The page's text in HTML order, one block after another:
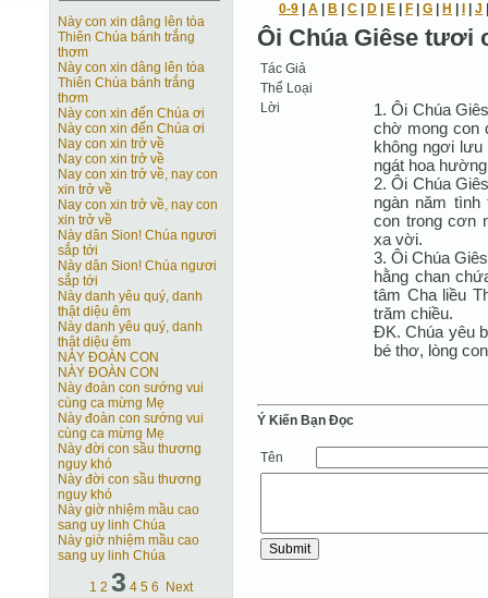
Này con xin dâng lên tòa
Thiên Chúa bánh trắng
thơm
Này con xin dâng lên tòa
Thiên Chúa bánh trắng
thơm
Này con xin đến Chúa ơi
Này con xin đến Chúa ơi
Nay con xin trở về
Nay con xin trở về
Nay con xin trở về, nay con
xin trở về
Nay con xin trở về, nay con
xin trở về
Này dân Sion! Chúa ngươi
sắp tới
Này dân Sion! Chúa ngươi
sắp tới
Này danh yêu quý, danh
thật diệu êm
Này danh yêu quý, danh
thật diệu êm
NÀY ĐOÀN CON
NÀY ĐOÀN CON
Này đoàn con sướng vui
cùng ca mừng Mẹ
Này đoàn con sướng vui
cùng ca mừng Mẹ
Này đời con sầu thương
nguy khó
Này đời con sầu thương
nguy khó
Này giờ nhiệm mầu cao
sang uy linh Chúa
Này giờ nhiệm mầu cao
sang uy linh Chúa
1 2 3 4 5 6 Next
0-9 A B C D E F G H J
Ôi Chúa Giêse tươi
Tác Giả
Thể Loại
Lời
1. Ôi Chúa
chờ mong con
không ngơi lưu
ngát hoa
2. Ôi Chúa
ngàn năm
con trong cơn
xa vời.
3. Ôi Chúa
hằng chan
tâm Cha liều
trăm chiều.
ÐK. Chúa yêu
bé thơ, lòng
Ý Kiến Bạn Ðọc
Tên